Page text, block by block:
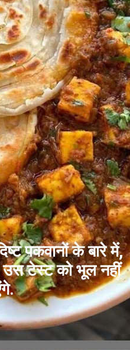
पकवानों के बारे में,
टेस्ट को भूल नहीं